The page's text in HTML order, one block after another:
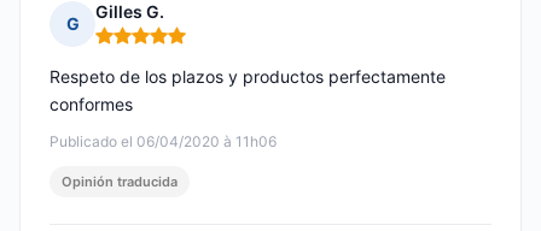
G
Gilles G.
Nota: 5 de 5
Publicado el 06/04/2020 à 11h06
Respeto de los plazos y productos perfectamente
conformes
Opinión traducida